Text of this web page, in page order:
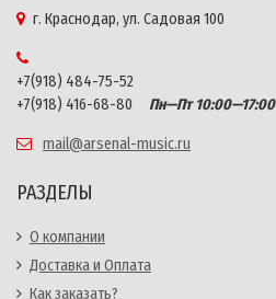
г. Краснодар, ул. Садовая 100
+7(918) 484-75-52
+7(918) 416-68-80
Пн—Пт 10:00—17:00
mail@arsenal-music.ru
РАЗДЕЛЫ
О компании
Доставка и Оплата
Как заказать?